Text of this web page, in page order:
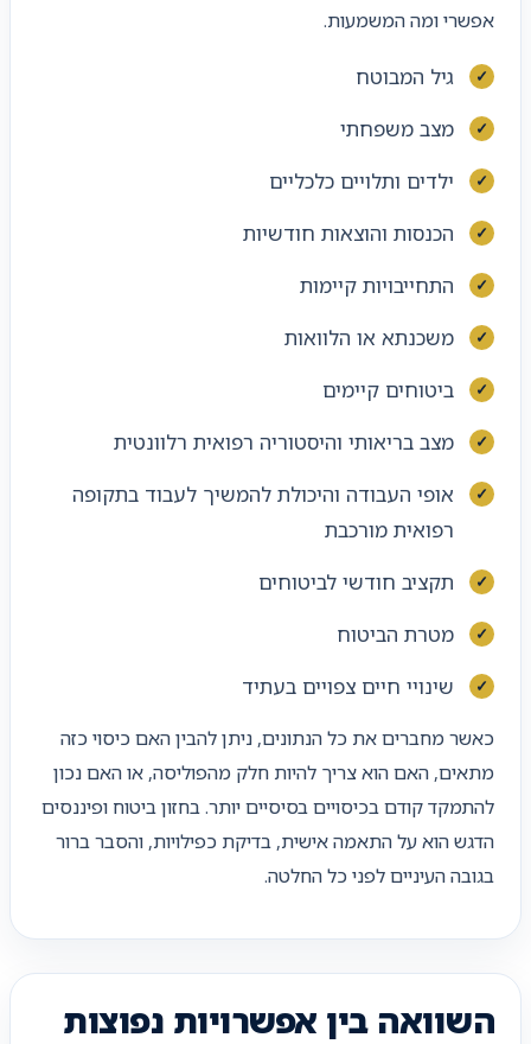
אפשרי ומה המשמעות.
גיל המבוטח
מצב משפחתי
ילדים ותלויים כלכליים
הכנסות והוצאות חודשיות
התחייבויות קיימות
משכנתא או הלוואות
ביטוחים קיימים
מצב בריאותי והיסטוריה רפואית רלוונטית
אופי העבודה והיכולת להמשיך לעבוד בתקופה
רפואית מורכבת
תקציב חודשי לביטוחים
מטרת הביטוח
שינויי חיים צפויים בעתיד
כאשר מחברים את כל הנתונים, ניתן להבין האם כיסוי כזה
מתאים, האם הוא צריך להיות חלק מהפוליסה, או האם נכון
להתמקד קודם בכיסויים בסיסיים יותר. בחזון ביטוח ופיננסים
הדגש הוא על התאמה אישית, בדיקת כפילויות, והסבר ברור
בגובה העיניים לפני כל החלטה.
השוואה בין אפשרויות נפוצות